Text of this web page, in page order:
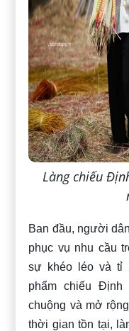
Làng chiếu
Ban đầu, người
phục vụ nhu cầu
sự khéo léo và tỉ
phẩm chiếu
chuộng và mở
thời gian tồn tại,